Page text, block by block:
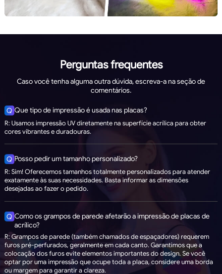
Perguntas frequentes
Caso você tenha alguma outra dúvida, escreva-a na seção de
comentários.
Q Que tipo de impressão é usada nas placas?
R: Usamos impressão UV diretamente na superfície acrílica para obter
cores vibrantes e duradouras.
Q Posso pedir um tamanho personalizado?
R: Sim! Oferecemos tamanhos totalmente personalizados para atender
exatamente às suas necessidades. Basta informar as dimensões
desejadas ao fazer o pedido.
Q Como os grampos de parede afetarão a impressão de placas de
acrílico?
R: Grampos de parede (também chamados de espaçadores) requerem
furos pré-perfurados, geralmente em cada canto. Garantimos que a
colocação dos furos evite elementos importantes do design. Se você
optar por uma impressão que ocupe toda a placa, considere uma borda
ou margem para garantir a clareza.